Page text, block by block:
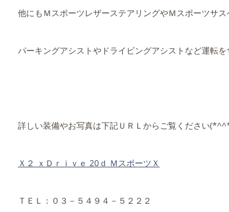
他にもＭスポーツレザーステアリングやＭスポーツサ
パーキングアシストやドライビングアシストなど運転
詳しい装備やお写真は下記ＵＲＬからご覧ください
Ｘ２ ｘＤｒｉｖｅ 20ｄ ＭスポーツＸ
ＴＥＬ：０３－５４９４－５２２２